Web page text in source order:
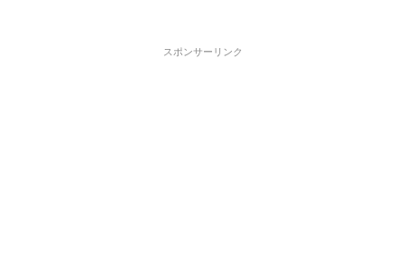
スポンサーリンク